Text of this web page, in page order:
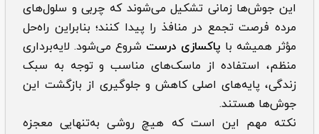
این جوش‌ها زمانی تشکیل می‌شوند که چربی و سلول‌های
مرده فرصت تجمع در منافذ را پیدا کنند؛ بنابراین راه‌حل
مؤثر همیشه با پاکسازی درست شروع می‌شود. لایه‌برداری
منظم، استفاده از ماسک‌های مناسب و توجه به سبک
زندگی، پایه‌های اصلی کاهش و جلوگیری از بازگشت این
جوش‌ها هستند.
نکته مهم این است که هیچ روشی به‌تنهایی معجزه